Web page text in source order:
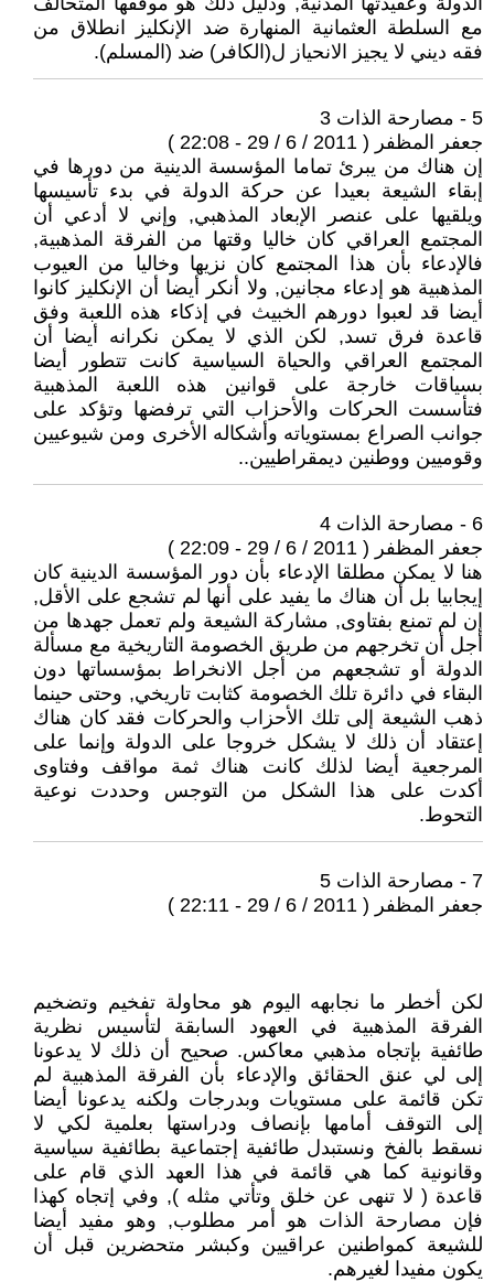
مع السلطة العثمانية المنهارة ضد الإنكليز انطلاق من
فقه ديني لا يجيز الانحياز ل(الكافر) ضد (المسلم).
5 - مصارحة الذات 3
جعفر المظفر ( 2011 / 6 / 29 - 22:08 )
إن هناك من يبرئ تماما المؤسسة الدينية من دورها في
إبقاء الشيعة بعيدا عن حركة الدولة في بدء تأسيسها
ويلقيها على عنصر الإبعاد المذهبي, وإني لا أدعي أن
المجتمع العراقي كان خاليا وقتها من الفرقة المذهبية,
فالإدعاء بأن هذا المجتمع كان نزيها وخاليا من العيوب
المذهبية هو إدعاء مجانين, ولا أنكر أيضا أن الإنكليز كانوا
أيضا قد لعبوا دورهم الخبيث في إذكاء هذه اللعبة وفق
قاعدة فرق تسد, لكن الذي لا يمكن نكرانه أيضا أن
المجتمع العراقي والحياة السياسية كانت تتطور أيضا
بسياقات خارجة على قوانين هذه اللعبة المذهبية
فتأسست الحركات والأحزاب التي ترفضها وتؤكد على
جوانب الصراع بمستوياته وأشكاله الأخرى ومن شيوعيين
وقوميين ووطنين ديمقراطيين..
6 - مصارحة الذات 4
جعفر المظفر ( 2011 / 6 / 29 - 22:09 )
هنا لا يمكن مطلقا الإدعاء بأن دور المؤسسة الدينية كان
إيجابيا بل أن هناك ما يفيد على أنها لم تشجع على الأقل,
إن لم تمنع بفتاوى, مشاركة الشيعة ولم تعمل جهدها من
أجل أن تخرجهم من طريق الخصومة التاريخية مع مسألة
الدولة أو تشجعهم من أجل الانخراط بمؤسساتها دون
البقاء في دائرة تلك الخصومة كثابت تاريخي, وحتى حينما
ذهب الشيعة إلى تلك الأحزاب والحركات فقد كان هناك
إعتقاد أن ذلك لا يشكل خروجا على الدولة وإنما على
المرجعية أيضا لذلك كانت هناك ثمة مواقف وفتاوى
أكدت على هذا الشكل من التوجس وحددت نوعية
التحوط.
7 - مصارحة الذات 5
جعفر المظفر ( 2011 / 6 / 29 - 22:11 )
لكن أخطر ما نجابهه اليوم هو محاولة تفخيم وتضخيم
الفرقة المذهبية في العهود السابقة لتأسيس نظرية
طائفية بإتجاه مذهبي معاكس. صحيح أن ذلك لا يدعونا
إلى لي عنق الحقائق والإدعاء بأن الفرقة المذهبية لم
تكن قائمة على مستويات وبدرجات ولكنه يدعونا أيضا
إلى التوقف أمامها بإنصاف ودراستها بعلمية لكي لا
نسقط بالفخ ونستبدل طائفية إجتماعية بطائفية سياسية
وقانونية كما هي قائمة في هذا العهد الذي قام على
قاعدة ( لا تنهى عن خلق وتأتي مثله ), وفي إتجاه كهذا
فإن مصارحة الذات هو أمر مطلوب, وهو مفيد أيضا
للشيعة كمواطنين عراقيين وكبشر متحضرين قبل أن
يكون مفيدا لغيرهم.